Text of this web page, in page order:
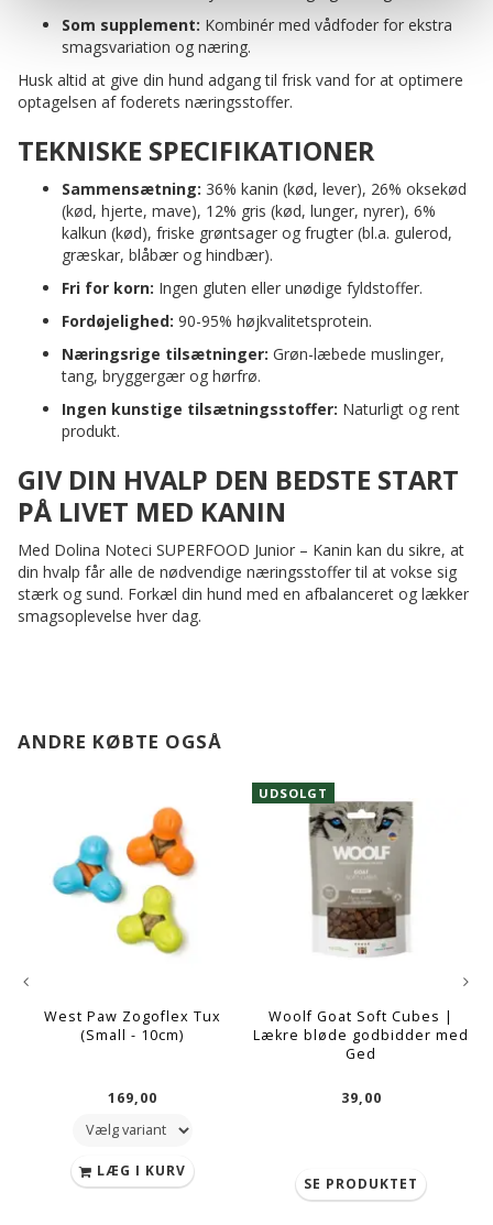
Som supplement: Kombinér med vådfoder for ekstra
smagsvariation og næring.
Husk altid at give din hund adgang til frisk vand for at optimere
optagelsen af foderets næringsstoffer.
TEKNISKE SPECIFIKATIONER
Sammensætning: 36% kanin (kød, lever), 26% oksekød
(kød, hjerte, mave), 12% gris (kød, lunger, nyrer), 6%
kalkun (kød), friske grøntsager og frugter (bl.a. gulerod,
græskar, blåbær og hindbær).
Fri for korn: Ingen gluten eller unødige fyldstoffer.
Fordøjelighed: 90-95% højkvalitetsprotein.
Næringsrige tilsætninger: Grøn-læbede muslinger,
tang, bryggergær og hørfrø.
Ingen kunstige tilsætningsstoffer: Naturligt og rent
produkt.
GIV DIN HVALP DEN BEDSTE START
PÅ LIVET MED KANIN
Med Dolina Noteci SUPERFOOD Junior – Kanin kan du sikre, at
din hvalp får alle de nødvendige næringsstoffer til at vokse sig
stærk og sund. Forkæl din hund med en afbalanceret og lækker
smagsoplevelse hver dag.
ANDRE KØBTE OGSÅ
West Paw Zogoflex Tux
(Small - 10cm)
169,00
LÆG I KURV
UDSOLGT
Woolf Goat Soft Cubes |
Lækre bløde godbidder med
Ged
39,00
SE PRODUKTET